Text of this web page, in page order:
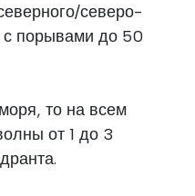
северо-
с порывами до 50
то на всем
от 1 до 3